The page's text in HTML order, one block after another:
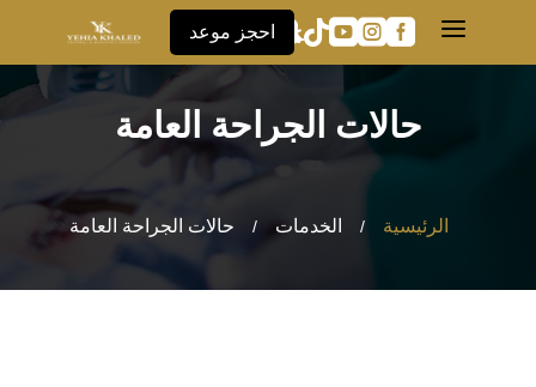
a




 احجز موعد
حالات الجراحة العامة
الرئيسية / الخدمات / حالات الجراحة العامة